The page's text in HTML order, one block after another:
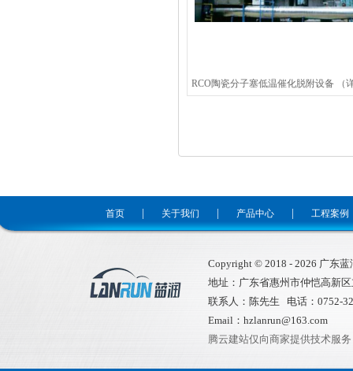
首页 关于我们 产品中心 工程案例
Copyright © 2018 - 2026 广东蓝
地址：广东省惠州市仲恺高新
联系人：陈先生 电话：0752-
Email：hzlanrun@163.com
腾云建站仅向商家提供技术服务